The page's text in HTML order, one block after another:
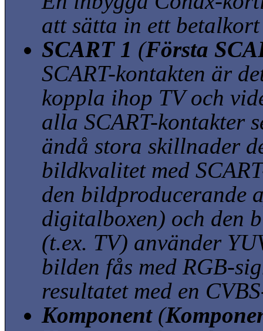
att sätta in ett
SCART 1 (Första
SCART-kontakten är
koppla ihop TV och
alla SCART-kontakter
ändå stora skillnader
bildkvalitet med
den bildproducerande
digitalboxen) och den
(t.ex. TV) använder
bilden fås med RGB-
resultatet med en
Komponent (